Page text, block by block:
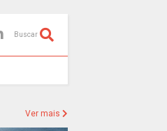
Buscar
Ver mais